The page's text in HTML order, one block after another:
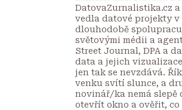
DatovaZurnalistika.cz a
vedla datové projekty v
dlouhodobě
světovými médii a
Street Journal, DPA a
data a jejich
jen tak se nevzdává.
venku svítí slunce, a
novinář/ka nemá slepě
otevřít okno a ověřit, co